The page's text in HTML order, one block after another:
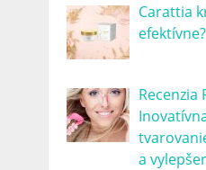
Carattia
Recenzia
a